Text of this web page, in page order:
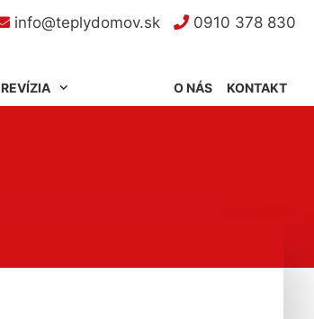
info@teplydomov.sk 0910 378 830
REVÍZIA KONTAKT
O NÁS